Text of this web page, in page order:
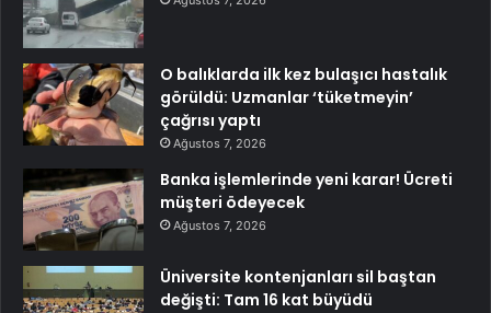
O balıklarda ilk kez bulaşıcı hastalık
görüldü: Uzmanlar ‘tüketmeyin’
çağrısı yaptı
Ağustos 7, 2026
Banka işlemlerinde yeni karar! Ücreti
müşteri ödeyecek
Ağustos 7, 2026
Üniversite kontenjanları sil baştan
değişti: Tam 16 kat büyüdü